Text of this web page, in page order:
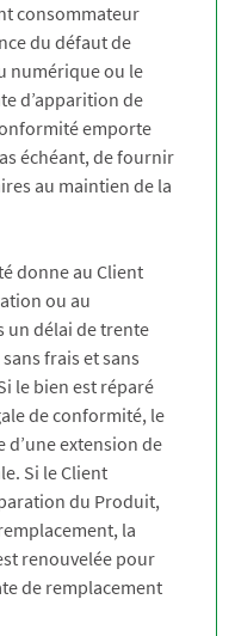
consommateur
du défaut de
numérique ou le
d’apparition de
emporte
échéant, de fournir
au maintien de la
donne au Client
ou au
un délai de trente
frais et sans
le bien est réparé
de conformité, le
extension de
Si le Client
du Produit,
la
renouvelée pour
de remplacement